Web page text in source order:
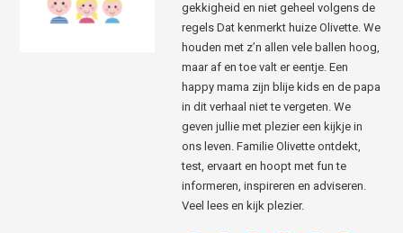
gekkigheid en niet geheel volgens de
regels Dat kenmerkt huize Olivette. We
houden met z’n allen vele ballen hoog,
maar af en toe valt er eentje. Een
happy mama zijn blije kids en de papa
in dit verhaal niet te vergeten. We
geven jullie met plezier een kijkje in
ons leven. Familie Olivette ontdekt,
test, ervaart en hoopt met fun te
informeren, inspireren en adviseren.
Veel lees en kijk plezier.